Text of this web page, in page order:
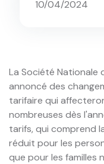
10/04/2024
La Société Nationale
annoncé des
tarifaire qui
nombreuses dès
tarifs, qui comprend
réduit pour les
que pour les familles